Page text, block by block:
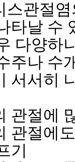
스관절
타날 수
다양하
주나 수
서서히
관절에
관절에
기